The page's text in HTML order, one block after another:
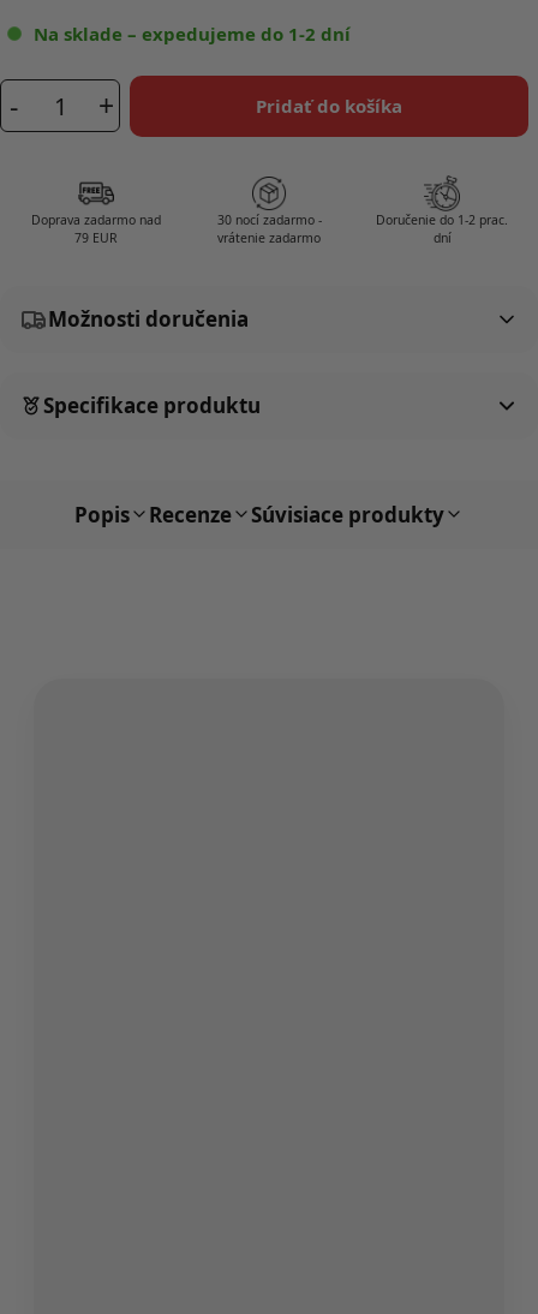
Na sklade – expedujeme do 1-2 dní
množstvo
hodvábna
maska
Sophia
- + Pridať do košíka
Doprava zadarmo nad
79 EUR
30 nocí zadarmo -
vrátenie zadarmo
Doručenie do 1-2 prac.
dní
Možnosti doručenia
Specifikace produktu
Popis Recenze Súvisiace produkty